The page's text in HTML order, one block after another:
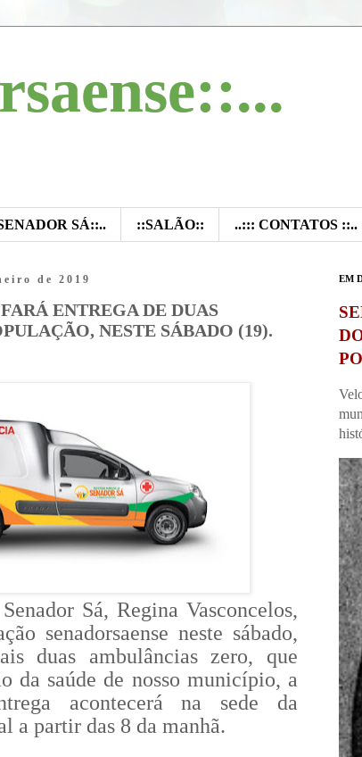
SÁ::.. ::SALÃO:: ..::: CONTATOS ::..
de 2019
ENTREGA DE DUAS
NESTE SÁBADO (19).
Sá, Regina Vasconcelos,
senadorsaense neste sábado,
duas ambulâncias zero, que
da saúde de nosso município, a
acontecerá na sede da
a partir das 8 da manhã.
EM